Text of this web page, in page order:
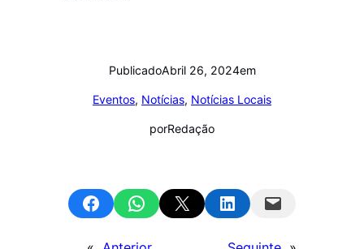
PublicadoAbril 26, 2024em
Eventos, Notícias, Notícias Locais
porRedação
Share on FacebookShare on WhatsApp
Email this Page Share on LinkedInEmail this Page